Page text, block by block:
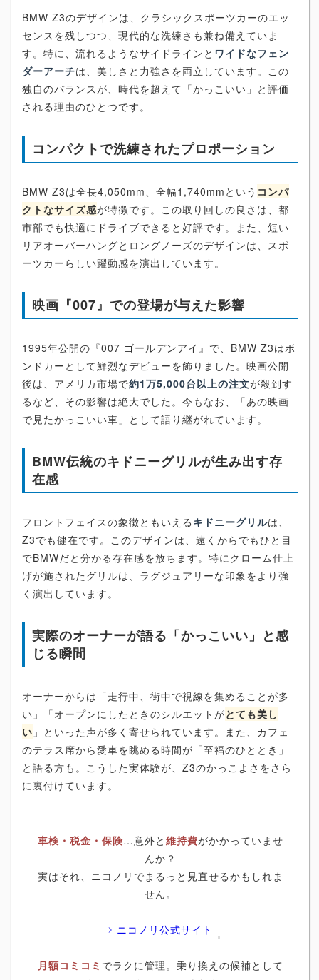
BMW Z3のデザインは、クラシックスポーツカーのエッ
センスを残しつつ、現代的な洗練さも兼ね備えていま
す。特に、流れるようなサイドラインと ワイドなフェン
ダーアーチは、美しさと力強さを両立しています。この
独自のバランスが、時代を超えて「かっこいい」と評価
される理由のひとつです。
コンパクトで洗練されたプロポーション
BMW Z3は全長4,050mm、全幅1,740mmという コンパ
クトなサイズ感が特徴です。この取り回しの良さは、都
市部でも快適にドライブできると好評です。また、短い
リアオーバーハングとロングノーズのデザインは、スポ
ーツカーらしい躍動感を演出しています。
映画『007』での登場が与えた影響
1995年公開の『007 ゴールデンアイ』で、BMW Z3はボ
ンドカーとして鮮烈なデビューを飾りました。映画公開
後は、アメリカ市場で約1万5,000台以上の注文が殺到す
るなど、その影響は絶大でした。今もなお、「あの映画
で見たかっこいい車」として語り継がれています。
BMW伝統のキドニーグリルが生み出す存
在感
フロントフェイスの象徴ともいえる キドニーグリルは、
Z3でも健在です。このデザインは、遠くからでもひと目
でBMWだと分かる存在感を放ちます。特にクローム仕上
げが施されたグリルは、ラグジュアリーな印象をより強
く演出しています。
実際のオーナーが語る「かっこいい」と感
じる瞬間
オーナーからは「走行中、街中で視線を集めることが多
い」「オープンにしたときのシルエットがとても美し
い 」といった声が多く寄せられています。また、カフェ
のテラス席から愛車を眺める時間が「至福のひととき」
と語る方も。こうした実体験が、Z3のかっこよさをさら
に裏付けています。
車検・税金・保険…意外と 維持費がかかっていませ
んか？
実はそれ、ニコノリでまるっと見直せるかもしれま
せん。
⇒ ニコノリ公式サイト
月額コミコミ でラクに管理。乗り換えの候補として